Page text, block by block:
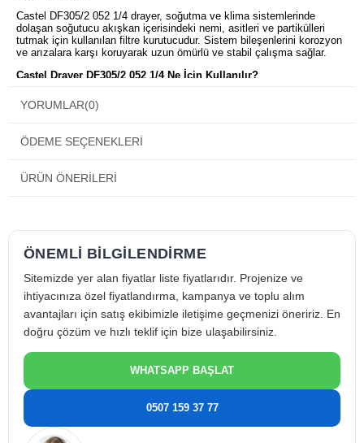
Castel DF305/2 052 1/4 drayer, soğutma ve klima sistemlerinde
dolaşan soğutucu akışkan içerisindeki nemi, asitleri ve partikülleri
tutmak için kullanılan filtre kurutucudur. Sistem bileşenlerini korozyon
ve arızalara karşı koruyarak uzun ömürlü ve stabil çalışma sağlar.
Castel Drayer DF305/2 052 1/4 Ne İçin Kullanılır?
genleşme vanası ve kompresör gibi hassas bileşenlerin korunması ve
sistem veriminin sürdürülebilir şekilde devam ettirilmesi amacıyla
Castel Drayer DF305/2 052 1/4 Öne Çıkan Faydaları
Yüksek nem tutma kapasitesi sayesinde sistem içi asit oluşumunu
önlemeye yardımcı olur. Filtreleme özelliği ile partiküllerin devre içinde
Castel Drayer DF305/2 052 1/4 Teknik Özellikleri
Model: DF305/2 052
Ürün Tipi: Filtre Kurutucu (Drayer)
Bağlantı Çapı: 1/4
Uygulama Tipi: Klima ve soğutma sistemleri
Gövde Yapısı: Kompakt metal gövde
Castel Drayer DF305/2 052 1/4 Kullanım Alanları
YORUMLAR(0)
ÖDEME SEÇENEKLERI
ÜRÜN ÖNERILERI
ÖNEMLİ BİLGİLENDİRME
Sitemizde yer alan fiyatlar liste fiyatlarıdır. Projenize ve
ihtiyacınıza özel fiyatlandırma, kampanya ve toplu alım
avantajları için satış ekibimizle iletişime geçmenizi öneririz. En
doğru çözüm ve hızlı teklif için bize ulaşabilirsiniz.
WHATSAPP BAŞLAT
0507 159 37 77